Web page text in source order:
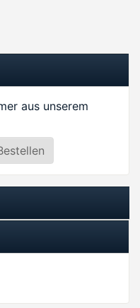
aus unserem